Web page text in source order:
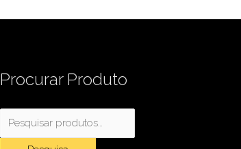
Procurar Produto
Pesquisar